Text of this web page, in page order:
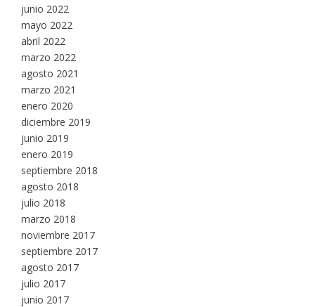
junio 2022
mayo 2022
abril 2022
marzo 2022
agosto 2021
marzo 2021
enero 2020
diciembre 2019
junio 2019
enero 2019
septiembre 2018
agosto 2018
julio 2018
marzo 2018
noviembre 2017
septiembre 2017
agosto 2017
julio 2017
junio 2017